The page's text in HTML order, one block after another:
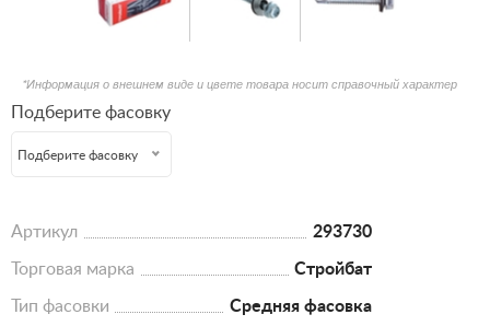
*Информация о внешнем виде и цвете товара носит справочный характер
Подберите фасовку
Подберите фасовку
Артикул 293730
Торговая марка Стройбат
Тип фасовки Средняя фасовка